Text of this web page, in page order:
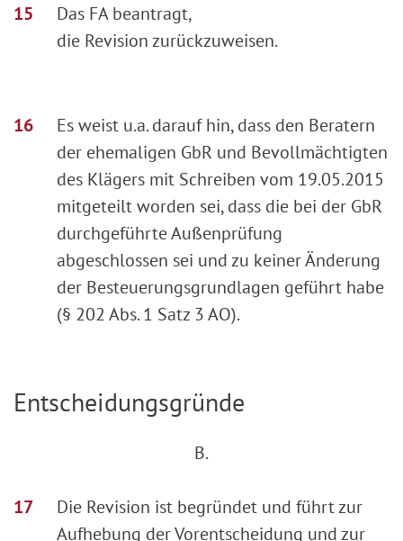
Das FA beantragt,
die Revision zurückzuweisen.
Es weist u.a. darauf hin, dass den Beratern
der ehemaligen GbR und Bevollmächtigten
des Klägers mit Schreiben vom 19.05.2015
mitgeteilt worden sei, dass die bei der GbR
durchgeführte Außenprüfung
abgeschlossen sei und zu keiner Änderung
der Besteuerungsgrundlagen geführt habe
(§ 202 Abs. 1 Satz 3 AO).
Entscheidungsgründe
B.
Die Revision ist begründet und führt zur
Aufhebung der Vorentscheidung und zur